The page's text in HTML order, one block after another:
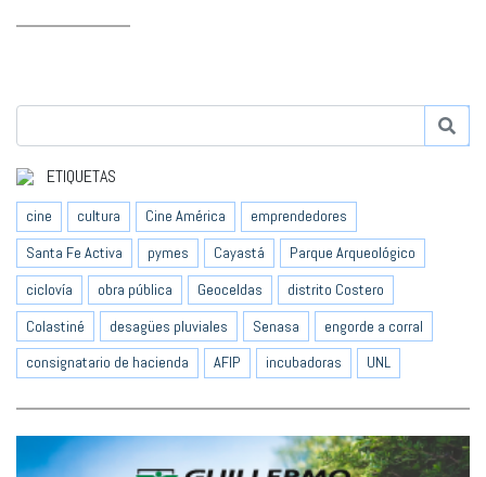
ETIQUETAS
cine cultura Cine América
emprendedores
Santa Fe Activa
pymes Cayastá
Parque Arqueológico
ciclovía
obra pública Geoceldas
distrito Costero
Colastiné
desagües pluviales Senasa
engorde a corral
consignatario de hacienda
AFIP incubadoras UNL